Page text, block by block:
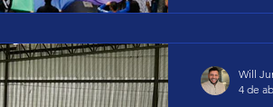
Will
4 de